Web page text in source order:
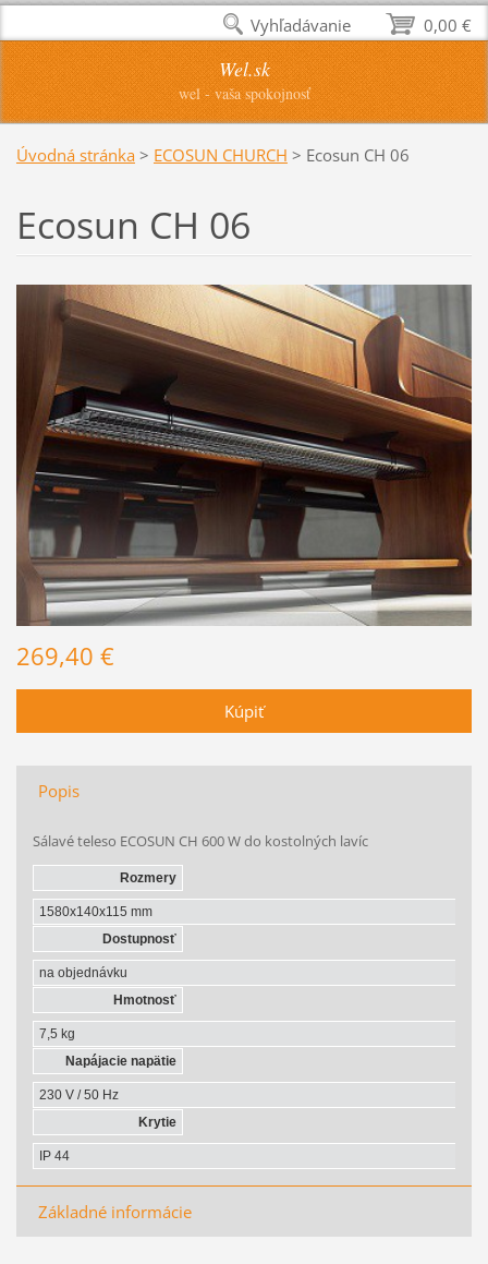
Wel.sk
wel - vaša spokojnosť
Úvodná stránka > ECOSUN CHURCH > Ecosun CH 06
Ecosun CH 06
269,40 €
Popis
Sálavé teleso ECOSUN CH 600 W do kostolných lavíc
Rozmery
1580x140x115 mm
Dostupnosť
na objednávku
Hmotnosť
7,5 kg
Napájacie napätie
230 V / 50 Hz
Krytie
IP 44
Základné informácie
0,00 €
Vyhľadávanie